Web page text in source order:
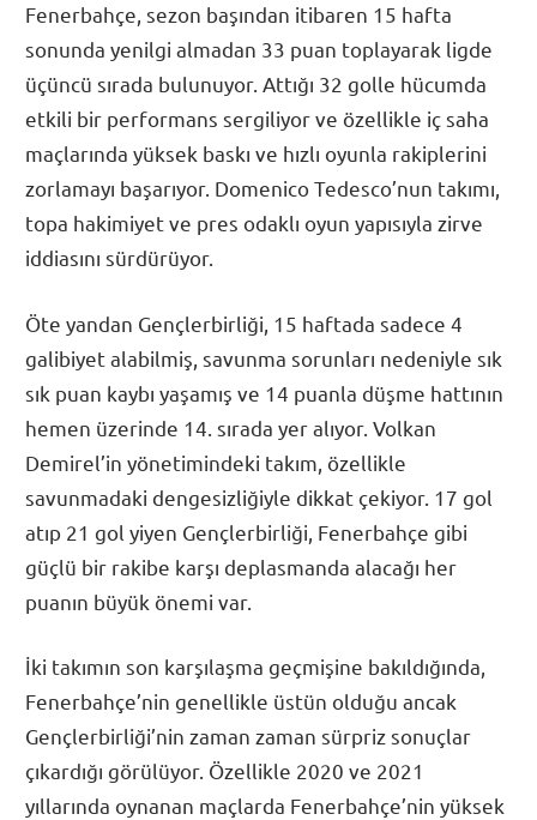
Fenerbahçe, sezon başından itibaren 15 hafta
sonunda yenilgi almadan 33 puan toplayarak ligde
üçüncü sırada bulunuyor. Attığı 32 golle hücumda
etkili bir performans sergiliyor ve özellikle iç saha
maçlarında yüksek baskı ve hızlı oyunla rakiplerini
zorlamayı başarıyor. Domenico Tedesco’nun takımı,
topa hakimiyet ve pres odaklı oyun yapısıyla zirve
iddiasını sürdürüyor.
Öte yandan Gençlerbirliği, 15 haftada sadece 4
galibiyet alabilmiş, savunma sorunları nedeniyle sık
sık puan kaybı yaşamış ve 14 puanla düşme hattının
hemen üzerinde 14. sırada yer alıyor. Volkan
Demirel’in yönetimindeki takım, özellikle
savunmadaki dengesizliğiyle dikkat çekiyor. 17 gol
atıp 21 gol yiyen Gençlerbirliği, Fenerbahçe gibi
güçlü bir rakibe karşı deplasmanda alacağı her
puanın büyük önemi var.
İki takımın son karşılaşma geçmişine bakıldığında,
Fenerbahçe’nin genellikle üstün olduğu ancak
Gençlerbirliği’nin zaman zaman sürpriz sonuçlar
çıkardığı görülüyor. Özellikle 2020 ve 2021
yıllarında oynanan maçlarda Fenerbahçe’nin yüksek